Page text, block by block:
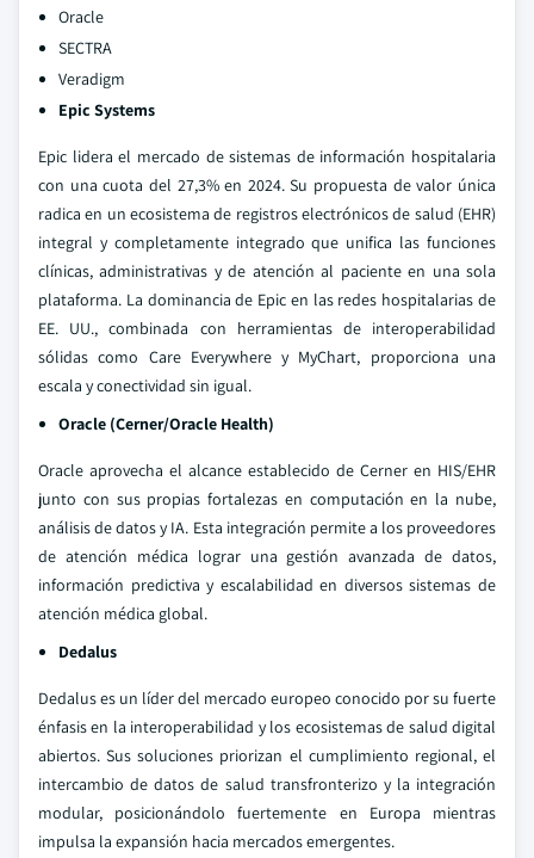
Oracle
SECTRA
Veradigm
Epic Systems
Epic lidera el mercado de sistemas de información hospitalaria
con una cuota del 27,3% en 2024. Su propuesta de valor única
radica en un ecosistema de registros electrónicos de salud (EHR)
integral y completamente integrado que unifica las funciones
clínicas, administrativas y de atención al paciente en una sola
plataforma. La dominancia de Epic en las redes hospitalarias de
EE. UU., combinada con herramientas de interoperabilidad
sólidas como Care Everywhere y MyChart, proporciona una
escala y conectividad sin igual.
Oracle (Cerner/Oracle Health)
Oracle aprovecha el alcance establecido de Cerner en HIS/EHR
junto con sus propias fortalezas en computación en la nube,
análisis de datos y IA. Esta integración permite a los proveedores
de atención médica lograr una gestión avanzada de datos,
información predictiva y escalabilidad en diversos sistemas de
atención médica global.
Dedalus
Dedalus es un líder del mercado europeo conocido por su fuerte
énfasis en la interoperabilidad y los ecosistemas de salud digital
abiertos. Sus soluciones priorizan el cumplimiento regional, el
intercambio de datos de salud transfronterizo y la integración
modular, posicionándolo fuertemente en Europa mientras
impulsa la expansión hacia mercados emergentes.